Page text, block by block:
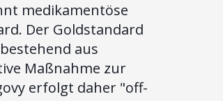
medikamentöse
Der Goldstandard
aus
Maßnahme zur
erfolgt daher "off-